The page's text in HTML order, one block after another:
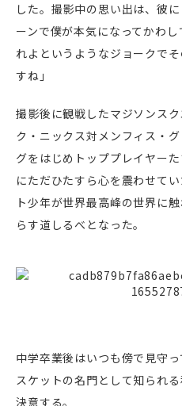
した。撮影中の思い出は、彼
ーンで僕が本気になってかわ
れよというようなジョークで
すね」
撮影後に観戦したマジソンス
ク・ニックス対メンフィス・
グをはじめトッププレイヤー
にただひたすら心を震わせて
ト少年が世界最高峰の世界に
らす道しるべとなった。
中学卒業後はいつも傍で見守
スケットの名門として知られ
決意する。